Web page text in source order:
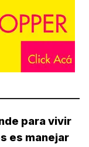
para vivir
es manejar